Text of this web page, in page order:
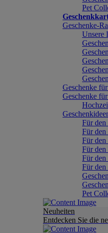
Pet
Geschenke-
Unsere
Geschenke
Geschenke
Für den
Für den
Für den
Für den
Für den
Für den
Pet
Neuheiten
Entdecken Sie die